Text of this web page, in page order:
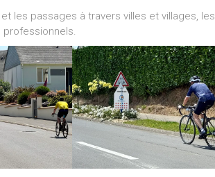
les passages à travers villes et villages, les